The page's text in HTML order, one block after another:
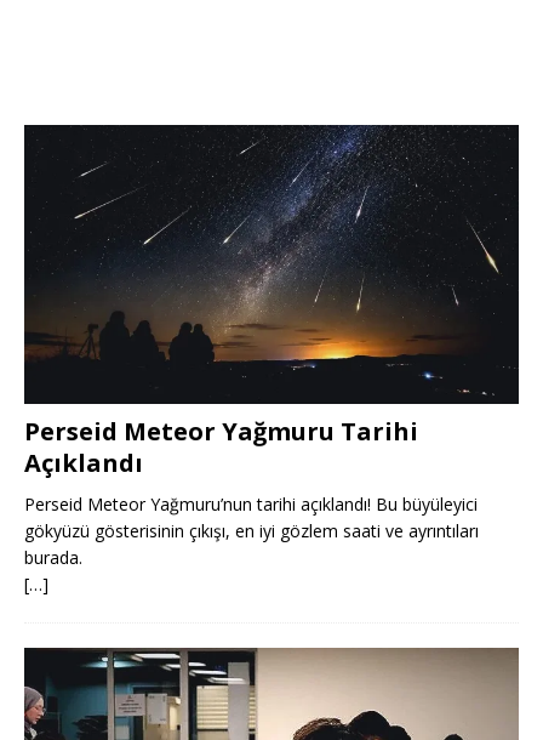
Perseid Meteor Yağmuru Tarihi
Açıklandı
Perseid Meteor Yağmuru’nun tarihi açıklandı! Bu büyüleyici
gökyüzü gösterisinin çıkışı, en iyi gözlem saati ve ayrıntıları
burada.
[…]